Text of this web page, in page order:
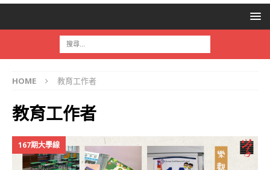
HOME 教育工作者
教育工作者
167期大學線